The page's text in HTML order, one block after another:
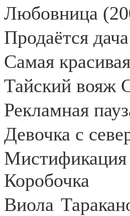
Любовница
Продаётся
Самая
Тайский вояж
Рекламная
Девочка с
Коробочка
Виола